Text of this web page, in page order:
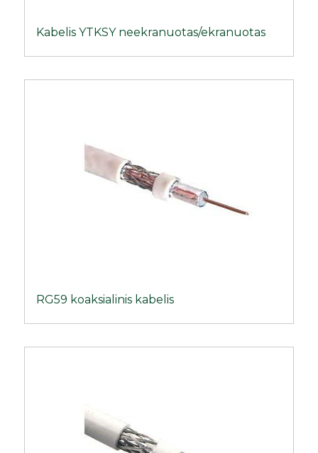
Kabelis YTKSY neekranuotas/ekranuotas
RG59 koaksialinis kabelis